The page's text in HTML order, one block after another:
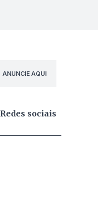
ANUNCIE AQUI
Redes sociais